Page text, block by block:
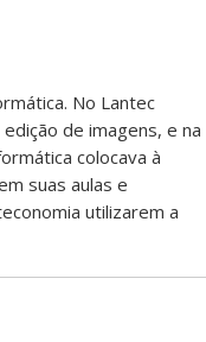
No Lantec
de imagens, e na
colocava à
suas aulas e
utilizarem a